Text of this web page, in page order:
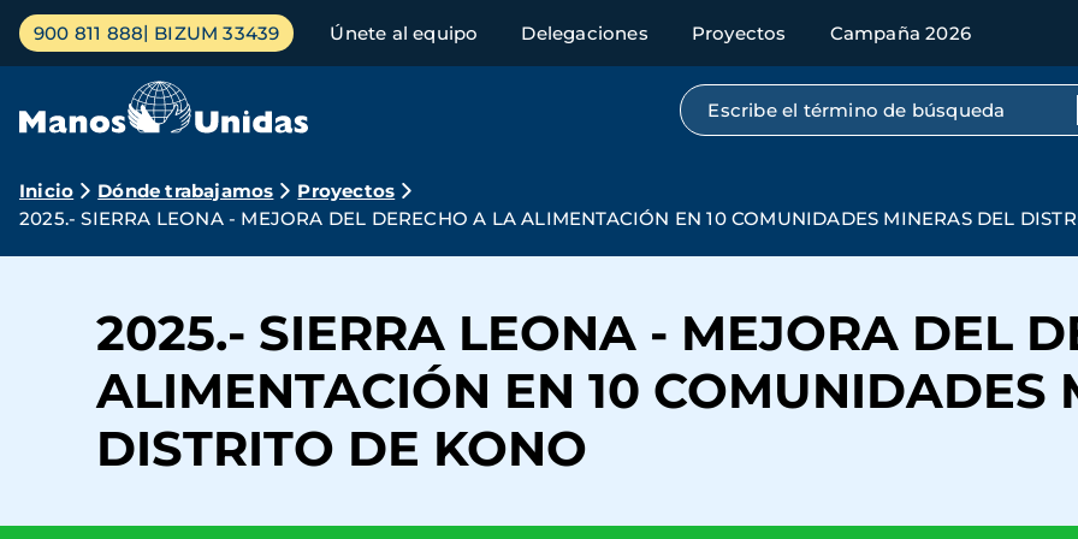
Pasar
contenido
Menú
principal
900 811 888 BIZUM 33439 Únete al equipo Delegaciones Proyectos Campaña 2026
Búsqueda por texto completo
Ruta
de
Inicio Dónde trabajamos
Proyectos
2025.- SIERRA LEONA - MEJORA DEL DERECHO A LA ALIMENTACIÓN EN 10 COMUNIDADES MINERAS DEL
2025.- SIERRA LEONA - MEJORA DEL
ALIMENTACIÓN EN 10 COMUNIDADES
DISTRITO DE KONO